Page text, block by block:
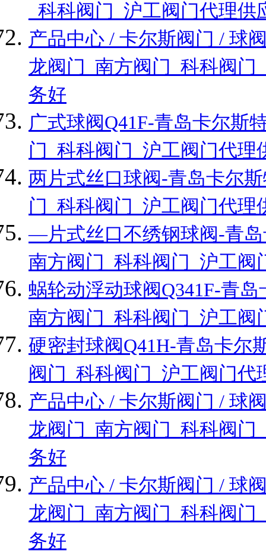
_科科阀门_沪工阀门代理
产品中心 / 卡尔斯阀门 / 球
龙阀门_南方阀门_科科阀
务好
广式球阀Q41F-青岛卡尔斯
门_科科阀门_沪工阀门代
两片式丝口球阀-青岛卡尔
门_科科阀门_沪工阀门代
—片式丝口不绣钢球阀-青
南方阀门_科科阀门_沪工
蜗轮动浮动球阀Q341F-青
南方阀门_科科阀门_沪工
硬密封球阀Q41H-青岛卡尔
阀门_科科阀门_沪工阀门
产品中心 / 卡尔斯阀门 / 球
龙阀门_南方阀门_科科阀
务好
产品中心 / 卡尔斯阀门 / 球
龙阀门_南方阀门_科科阀
务好